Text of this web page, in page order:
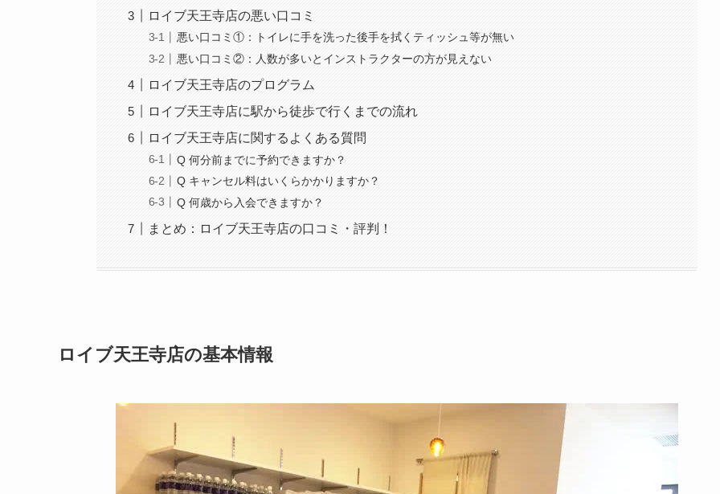
ロイブ天王寺店の悪い口コミ
悪い口コミ①：トイレに手を洗った後手を拭くティッシュ等が無い
悪い口コミ②：人数が多いとインストラクターの方が見えない
ロイブ天王寺店のプログラム
ロイブ天王寺店に駅から徒歩で行くまでの流れ
ロイブ天王寺店に関するよくある質問
Q 何分前までに予約できますか？
Q キャンセル料はいくらかかりますか？
Q 何歳から入会できますか？
まとめ：ロイブ天王寺店の口コミ・評判！
ロイブ天王寺店の基本情報